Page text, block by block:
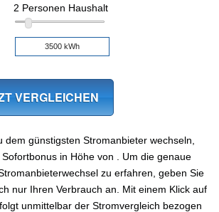
2 Personen Haushalt
dem günstigsten Stromanbieter wechseln,
in Höhe von . Um die genaue
zu erfahren, geben Sie
nur Ihren Verbrauch an. Mit einem Klick auf
unmittelbar der Stromvergleich bezogen